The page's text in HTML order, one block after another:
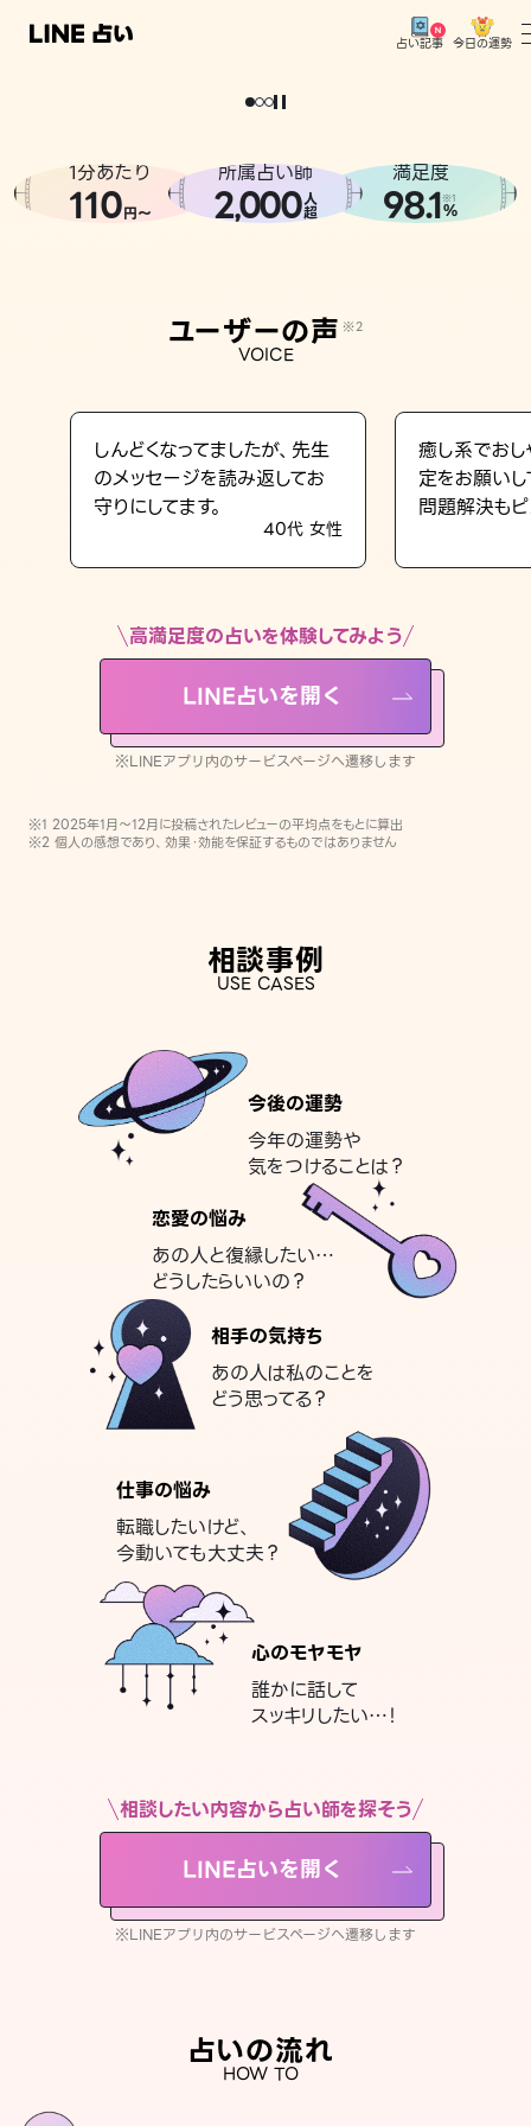
占い記事 今日の運勢
相談事例
LINE占いを開く
※LINEアプリ内のサービスページへ遷移します
どうせなら
。
1分あたり
110円〜
所属占い師
2,000人
超
満足度
98.1※1
%
ユーザーの声 ※2
VOICE
しんどくなってましたが、先生
のメッセージを読み返してお
守りにしてます。
40代 女性
癒し系でおし
定をお願い
問題解決もピ
高満足度の占いを体験してみよう
LINE占いを開く
※LINEアプリ内のサービスページへ遷移します
※1 2025年1月〜12月に投稿されたレビューの平均点をもとに算出
※2 個人の感想であり、効果・効能を保証するものではありません
相談事例
USE CASES
今後の運勢
今年の運勢や
気をつけることは？
恋愛の悩み
あの人と復縁したい…
どうしたらいいの？
相手の気持ち
あの人は私のことを
どう思ってる？
仕事の悩み
転職したいけど、
今動いても大丈夫？
心のモヤモヤ
誰かに話して
スッキリしたい…！
相談したい内容から占い師を探そう
LINE占いを開く
※LINEアプリ内のサービスページへ遷移します
占いの流れ
HOW TO